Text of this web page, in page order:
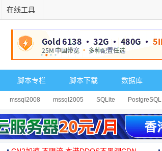
在线工具
脚本专栏 脚本下载 数据库
mssql2008 mssql2005 SQLite PostgreSQL